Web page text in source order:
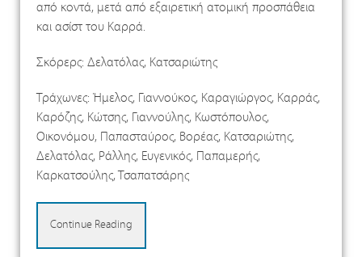
από κοντά, μετά από εξαιρετική ατομική προσπάθεια
και ασίστ του Καρρά.
Σκόρερς: Δελατόλας, Κατσαριώτης
Τράχωνες: Ήμελος, Γιαννούκος, Καραγιώργος, Καρράς,
Καρόζης, Κώτσης, Γιαννούλης, Κωστόπουλος,
Οικονόμου, Παπασταύρος, Βορέας, Κατσαριώτης,
Δελατόλας, Ράλλης, Ευγενικός, Παπαμερής,
Καρκατσούλης, Τσαπατσάρης
Continue Reading